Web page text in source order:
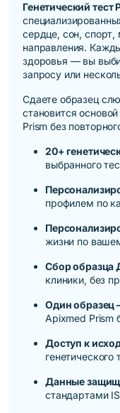
Генетический тест
сердце, сон, спорт,
направления.
здоровья — вы
запросу или
Сдаете образец
становится
Prism без
20+
выбранного
профилем по
жизни по
Сбор образца
клиники, без
Один образец
Apixmed Prism
Доступ к
генетического
Данные
стандартами